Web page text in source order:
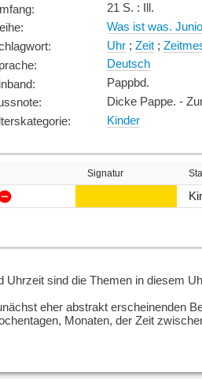
:
21 S. : Ill.
:
Was ist was.
: Uhr ; Zeit ;
:
Deutsch
:
Pappbd.
:
Dicke Pappe. -
: Kinder
Signatur
Uhrzeit sind die Themen in diesem
eher abstrakt erscheinenden
Monaten, der Zeit
Selberbasteln und Üben, Entdecker-